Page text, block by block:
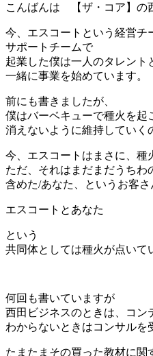
こんばんは 【ザ・コア】の
今、エスコートという経営チ
サポートチームで
起業した僕は一人のタレント
一緒に事業を始めています。
前にも書きましたが、
僕はバーベキューで種火を起
消えないように維持していく
今、エスコートはまさに、種
ただ、それはまだまだうちわ
含めた/あなた、というお客さ
エスコートとあなた
という
共同体としては種火が点いて
何回も書いていますが
西田ビジネスのときは、コン
わからないときはコンサルを
たまたまその買った教材に関